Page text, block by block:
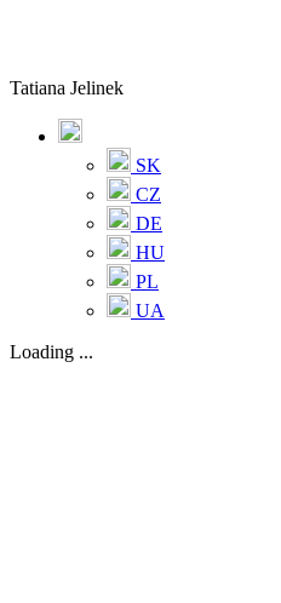
Tatiana Jelinek
SK
CZ
DE
HU
PL
UA
Loading ...